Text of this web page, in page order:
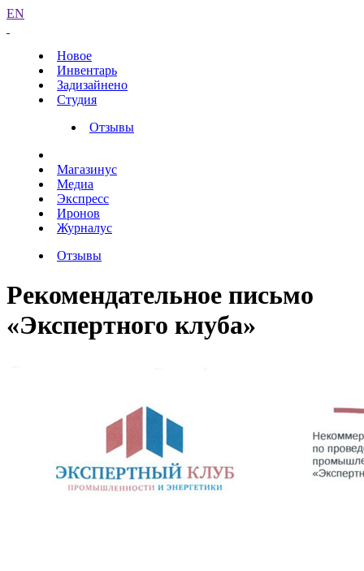
EN
Новое
Инвентарь
Задизайнено
Студия
Отзывы
Магазинус
Медиа
Экспресс
Иронов
Журналус
Отзывы
Рекомендательное письмо
«Экспертного клуба»